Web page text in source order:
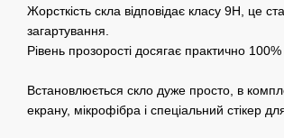
Жорсткість скла відповідає класу 9H, це
загартування.
Рівень прозорості досягає практично 100%
Встановлюється скло дуже просто, в
екрану, мікрофібра і спеціальний стікер